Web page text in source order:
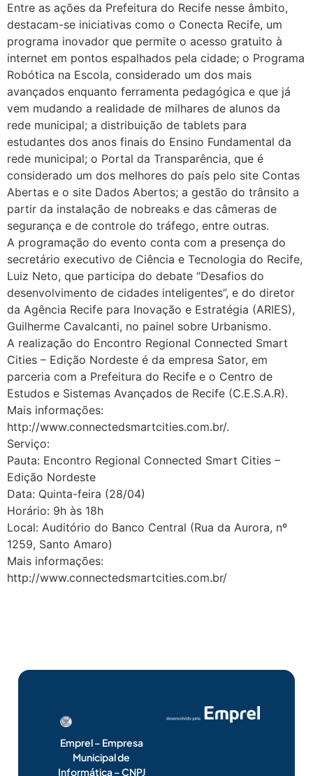
Entre as ações da Prefeitura do Recife nesse âmbito,
destacam-se iniciativas como o Conecta Recife, um
programa inovador que permite o acesso gratuito à
internet em pontos espalhados pela cidade; o Programa
Robótica na Escola, considerado um dos mais
avançados enquanto ferramenta pedagógica e que já
vem mudando a realidade de milhares de alunos da
rede municipal; a distribuição de tablets para
estudantes dos anos finais do Ensino Fundamental da
rede municipal; o Portal da Transparência, que é
considerado um dos melhores do país pelo site Contas
Abertas e o site Dados Abertos; a gestão do trânsito a
partir da instalação de nobreaks e das câmeras de
segurança e de controle do tráfego, entre outras.
A programação do evento conta com a presença do
secretário executivo de Ciência e Tecnologia do Recife,
Luiz Neto, que participa do debate “Desafios do
desenvolvimento de cidades inteligentes”, e do diretor
da Agência Recife para Inovação e Estratégia (ARIES),
Guilherme Cavalcanti, no painel sobre Urbanismo.
A realização do Encontro Regional Connected Smart
Cities – Edição Nordeste é da empresa Sator, em
parceria com a Prefeitura do Recife e o Centro de
Estudos e Sistemas Avançados de Recife (C.E.S.A.R).
Mais informações:
http://www.connectedsmartcities.com.br/.
Serviço:
Pauta: Encontro Regional Connected Smart Cities –
Edição Nordeste
Data: Quinta-feira (28/04)
Horário: 9h às 18h
Local: Auditório do Banco Central (Rua da Aurora, nº
1259, Santo Amaro)
Mais informações:
http://www.connectedsmartcities.com.br/
Emprel – Empresa
Municipal de
Informática – CNPJ